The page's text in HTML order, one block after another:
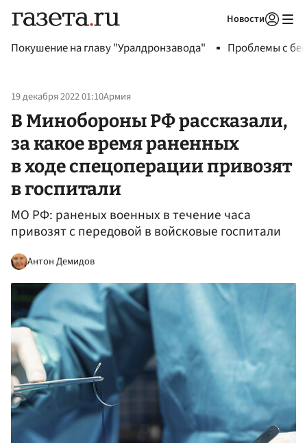
Новости
Покушение на главу "Уралдронзавода" Проблемы с
19 декабря 2022 01:10Армия
В Минобороны РФ рассказали,
за какое время раненных
в ходе спецоперации привозят
в госпитали
МО РФ: раненых военных в течение часа
привозят с передовой в войсковые госпитали
Антон Демидов